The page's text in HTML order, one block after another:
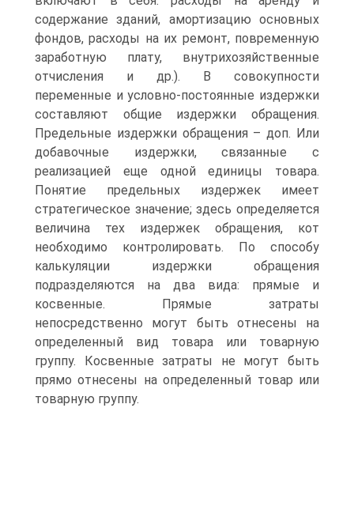
содержание зданий, амортизацию основных
фондов, расходы на их ремонт, повременную
заработную плату, внутрихозяйственные
отчисления и др.). В совокупности
переменные и условно-постоянные издержки
составляют общие издержки обращения.
Предельные издержки обращения – доп. Или
добавочные издержки, связанные с
реализацией еще одной единицы товара.
Понятие предельных издержек имеет
стратегическое значение; здесь определяется
величина тех издержек обращения, кот
необходимо контролировать. По способу
калькуляции издержки обращения
подразделяются на два вида: прямые и
косвенные. Прямые затраты
непосредственно могут быть отнесены на
определенный вид товара или товарную
группу. Косвенные затраты не могут быть
прямо отнесены на определенный товар или
товарную группу.